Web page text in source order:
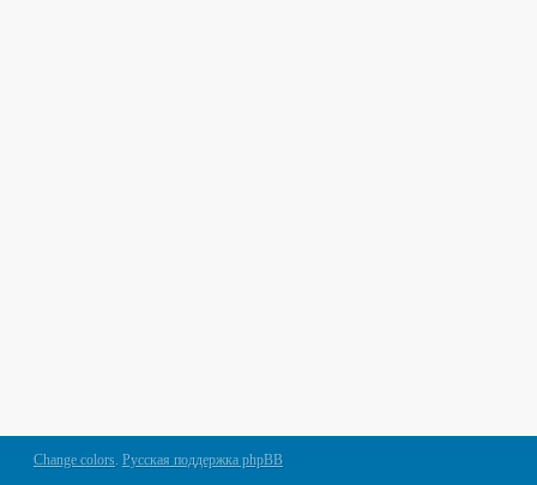
Change colors. Русская поддержка phpBB